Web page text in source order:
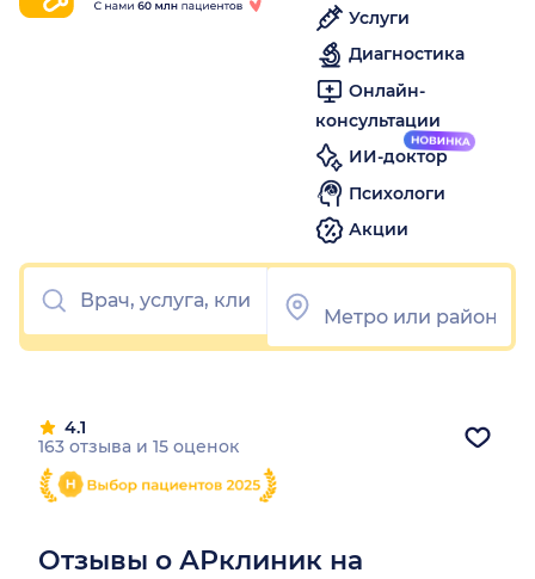
Услуги
Диагностика
Онлайн-
консультации
ИИ-доктор
Психологи
Акции
Отзывы о АРклиник на
4.1
163 отзыва и 15 оценок